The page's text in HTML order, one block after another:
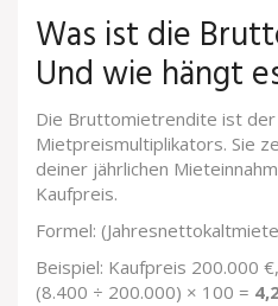
Was ist die
Und wie hängt
Die Bruttomietrendite ist
Mietpreismultiplikators. Sie
deiner jährlichen
Kaufpreis.
Formel:
Beispiel: Kaufpreis 200.000
(8.400 ÷ 200.000) × 100 =